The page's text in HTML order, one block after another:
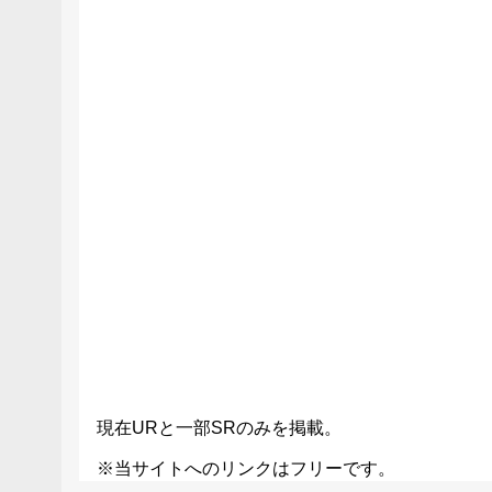
現在URと一部SRのみを掲載。
※当サイトへのリンクはフリーです。